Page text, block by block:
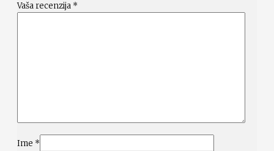
Vaša recenzija *
Ime *